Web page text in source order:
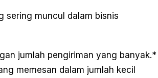
sering muncul dalam bisnis
jumlah pengiriman yang banyak.*
memesan dalam jumlah kecil